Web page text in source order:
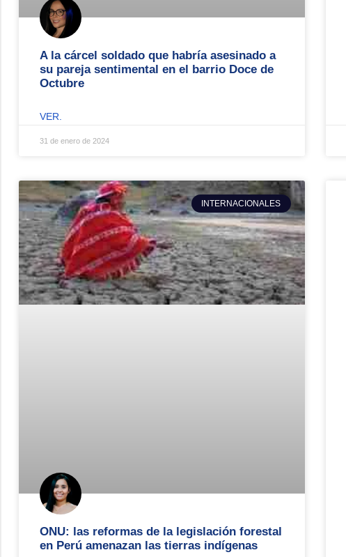
A la cárcel soldado que habría asesinado a
su pareja sentimental en el barrio Doce de
Octubre
VER.
31 de enero de 2024
INTERNACIONALES
ONU: las reformas de la legislación forestal
en Perú amenazan las tierras indígenas